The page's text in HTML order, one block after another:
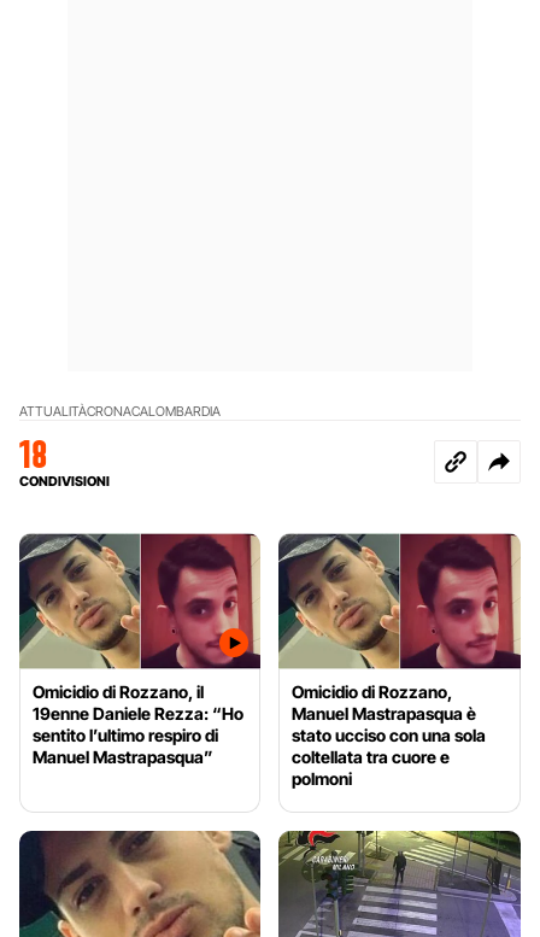
ATTUALITÀCRONACALOMBARDIA
18
CONDIVISIONI
Omicidio di Rozzano, il
19enne Daniele Rezza: “Ho
sentito l’ultimo respiro di
Manuel Mastrapasqua”
Omicidio di Rozzano,
Manuel Mastrapasqua è
stato ucciso con una sola
coltellata tra cuore e
polmoni